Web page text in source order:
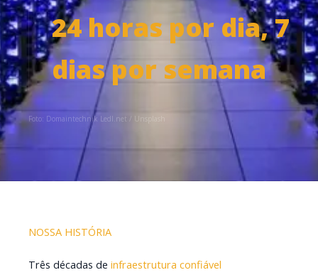
24 horas por dia, 7
dias por semana
Foto: Domaintechnik Ledl.net
NOSSA HISTÓRIA
Três décadas de infraestrutura confiável